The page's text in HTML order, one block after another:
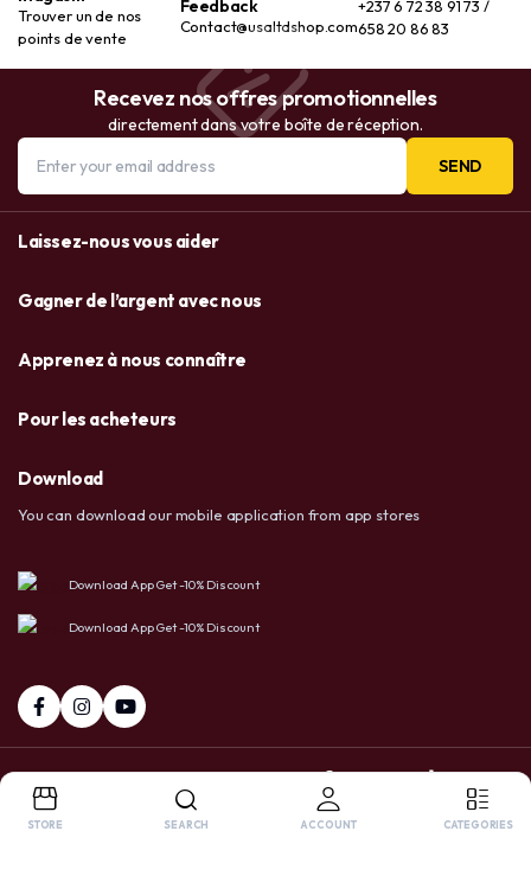
Trouver un de nos
points de vente
Feedback
Contact@usaltdshop.com
+237 6 72 38 91 73 /
658 20 86 83
Recevez nos offres promotionnelles
directement dans votre boîte de réception.
SEND
Laissez-nous vous aider
Gagner de l’argent avec nous
Apprenez à nous connaître
Pour les acheteurs
Download
You can download our mobile application from app stores
Download App Get -10% Discount
Download App Get -10% Discount
Whatsapp
STORE SEARCH ACCOUNT CATEGORIES